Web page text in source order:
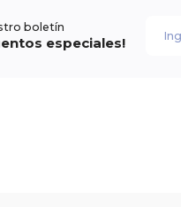
boletín
especiales!